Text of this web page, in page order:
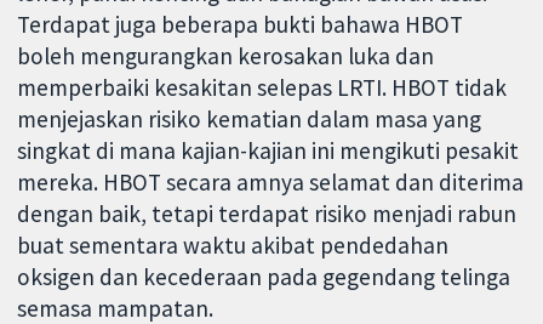
Terdapat juga beberapa bukti bahawa HBOT
boleh mengurangkan kerosakan luka dan
memperbaiki kesakitan selepas LRTI. HBOT tidak
menjejaskan risiko kematian dalam masa yang
singkat di mana kajian-kajian ini mengikuti pesakit
mereka. HBOT secara amnya selamat dan diterima
dengan baik, tetapi terdapat risiko menjadi rabun
buat sementara waktu akibat pendedahan
oksigen dan kecederaan pada gegendang telinga
semasa mampatan.